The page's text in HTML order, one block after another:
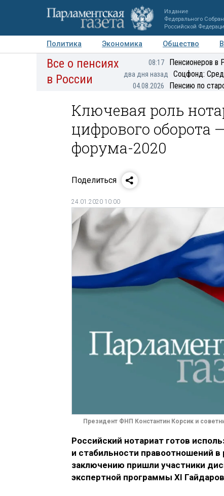
Издание
Федерального
Российской
Политика Экономика Общество
Авторы Персоны Мнения Регионы
Все о пенсиях
в России
08:17 Пенсионеров в
два дня назад Соцфонд:
04.08.2026 Пенсию по
Ключевая роль
цифрового оборота
форума-2020
Поделиться
24.01.2020 10:00
Президент ФНП Константин Корсик и
Российский нотариат готов
и стабильности правоотношений
заключению пришли участники
экспертной программы XI